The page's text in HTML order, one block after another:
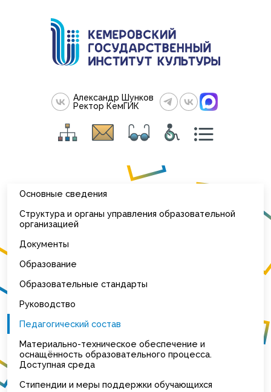
Александр Шунков
Ректор КемГИК
Основные сведения
Структура и органы управления образовательной
организацией
Документы
Образование
Образовательные стандарты
Руководство
Педагогический состав
Материально-техническое обеспечение и
оснащённость образовательного процесса.
Доступная среда
Стипендии и меры поддержки обучающихся